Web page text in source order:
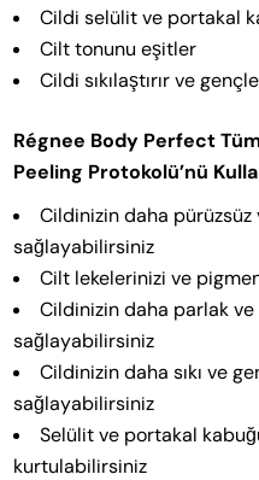
Cildi selülit ve portakal
Cilt tonunu eşitler
Cildi sıkılaştırır ve
Régnee Body Perfect
Peeling Protokolü’nü
Cildinizin daha pürüzsüz
sağlayabilirsiniz
Cilt lekelerinizi ve
Cildinizin daha parlak ve
sağlayabilirsiniz
Cildinizin daha sıkı ve
sağlayabilirsiniz
Selülit ve portakal
kurtulabilirsiniz